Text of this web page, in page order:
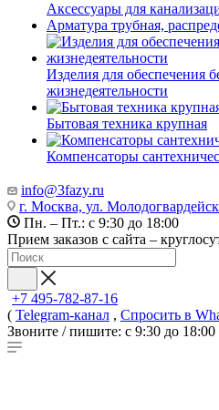
Аксессуары для
Арматура трубная,
Изделия для обеспечения
жизнедеятельности
Бытовая техника крупная
Компенсаторы
info@3fazy.ru
г. Москва, ул.
Пн. – Пт.: с 9:30 до 18:00
Прием заказов с сайта –
+7 495-782-87-16
( Telegram-канал , Спросить в
Звоните / пишите: с 9:30 до 18:00